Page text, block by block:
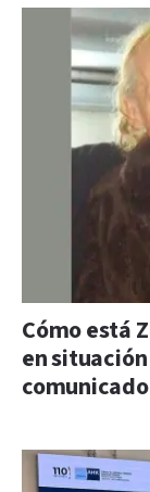
Cómo está
en